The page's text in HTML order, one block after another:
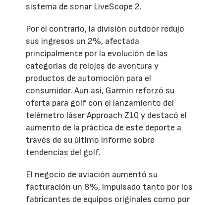
sistema de sonar LiveScope 2.
Por el contrario, la división outdoor redujo
sus ingresos un 2%, afectada
principalmente por la evolución de las
categorías de relojes de aventura y
productos de automoción para el
consumidor. Aun así, Garmin reforzó su
oferta para golf con el lanzamiento del
telémetro láser Approach Z10 y destacó el
aumento de la práctica de este deporte a
través de su último informe sobre
tendencias del golf.
El negocio de aviación aumentó su
facturación un 8%, impulsado tanto por los
fabricantes de equipos originales como por